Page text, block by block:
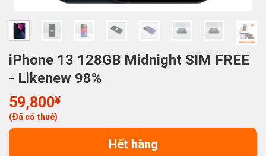
iPhone 13 128GB Midnight SIM FREE
- Likenew 98%
59,800¥
(Đã có thuế)
Hết hàng